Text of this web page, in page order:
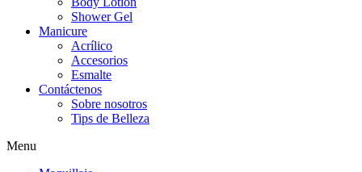
Shower Gel
Manicure
Acrílico
Accesorios
Esmalte
Contáctenos
Sobre nosotros
Tips de Belleza
Menu